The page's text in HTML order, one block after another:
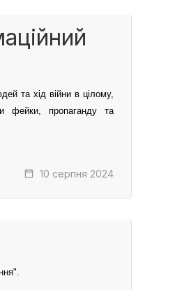
та хід війни в цілому,
фейки, пропаганду та
10 серпня 2024